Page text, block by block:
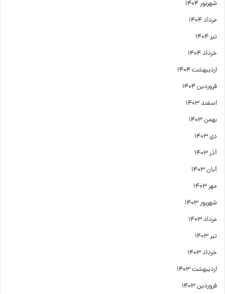
شهریور ۱۴۰۴
مرداد ۱۴۰۴
تیر ۱۴۰۴
خرداد ۱۴۰۴
اردیبهشت ۱۴۰۴
فروردین ۱۴۰۴
اسفند ۱۴۰۳
بهمن ۱۴۰۳
دی ۱۴۰۳
آذر ۱۴۰۳
آبان ۱۴۰۳
مهر ۱۴۰۳
شهریور ۱۴۰۳
مرداد ۱۴۰۳
تیر ۱۴۰۳
خرداد ۱۴۰۳
اردیبهشت ۱۴۰۳
فروردین ۱۴۰۳